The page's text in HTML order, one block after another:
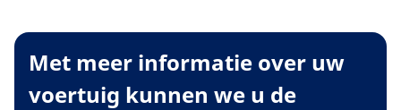
Met meer informatie over uw
voertuig kunnen we u de